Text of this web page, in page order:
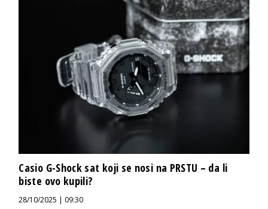
Casio G-Shock sat koji se nosi na PRSTU – da li
biste ovo kupili?
28/10/2025 | 09:30